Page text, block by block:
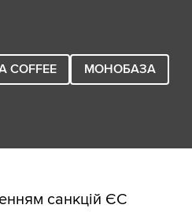
COFFEE
МОНОБАЗА
санкцій ЄС